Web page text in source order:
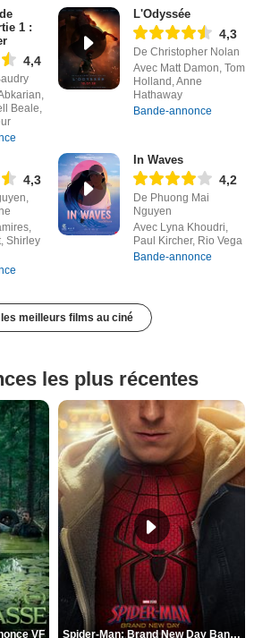
1 :
4,4
Beale,
L'Odyssée
4,3
De Christopher Nolan
Avec Matt Damon, Tom
Holland, Anne
Hathaway
Bande-annonce
4,3
Shirley
In Waves
4,2
De Phuong Mai
Nguyen
Avec Lyna Khoudri,
Paul Kircher, Rio Vega
Bande-annonce
les meilleurs films au ciné
les plus récentes
VF Spider-Man: Brand New Day Bande-annonce (3) VO STFR